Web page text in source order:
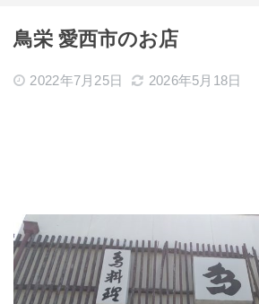
鳥栄 愛西市のお店
2022年7月25日 2026年5月18日